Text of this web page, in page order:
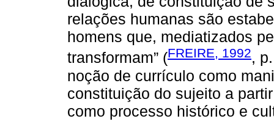
relações humanas são
homens que, mediatizados
transformam” (FREIRE, 1992,
noção de currículo como
constituição do sujeito a
como processo histórico e